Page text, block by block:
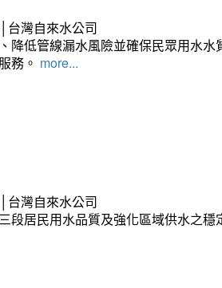
台灣自來水公司
降低管線漏水風險並確保民眾用水
務。 more...
台灣自來水公司
段居民用水品質及強化區域供水之